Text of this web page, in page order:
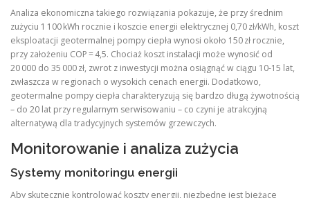
Analiza ekonomiczna takiego rozwiązania pokazuje, że przy średnim
zużyciu 1 100 kWh rocznie i koszcie energii elektrycznej 0,70 zł/kWh, koszt
eksploatacji geotermalnej pompy ciepła wynosi około 150 zł rocznie,
przy założeniu COP = 4,5. Chociaż koszt instalacji może wynosić od
20 000 do 35 000 zł, zwrot z inwestycji można osiągnąć w ciągu 10‑15 lat,
zwłaszcza w regionach o wysokich cenach energii. Dodatkowo,
geotermalne pompy ciepła charakteryzują się bardzo długą żywotnością
– do 20 lat przy regularnym serwisowaniu – co czyni je atrakcyjną
alternatywą dla tradycyjnych systemów grzewczych.
Monitorowanie i analiza zużycia
Systemy monitoringu energii
Aby skutecznie kontrolować koszty energii, niezbędne jest bieżące